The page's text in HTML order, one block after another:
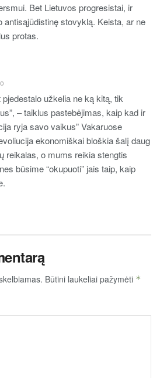
Bet Lietuvos progresistai, ir
antisąjūdistinę stovyklą. Keista, ar ne
protas.
užkelia ne ką kitą, tik
– taiklus pastebėjimas, kaip kad ir
ryja savo vaikus” Vakaruose
ekonomiškai bloškia šalį daug
reikalas, o mums reikia stengtis
būsime “okupuoti” jais taip, kaip
Būtini laukeliai pažymėti *